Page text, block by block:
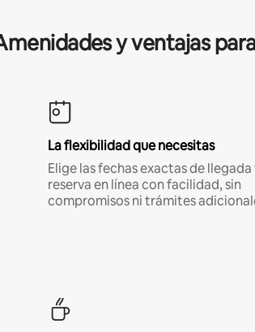
y ventajas
La flexibilidad que necesitas
Elige las fechas exactas de llegada
reserva en línea con facilidad, sin
compromisos ni trámites